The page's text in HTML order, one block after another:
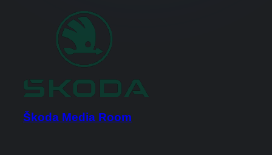
Škoda Media Room